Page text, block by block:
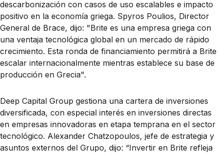
descarbonización con casos de uso escalables e impacto
positivo en la economía griega. Spyros Poulios, Director
General de Brace, dijo: "Brite es una empresa griega con
una ventaja tecnológica global en un mercado de rápido
crecimiento. Esta ronda de financiamiento permitirá a Brite
escalar internacionalmente mientras establece su base de
producción en Grecia".
Deep Capital Group gestiona una cartera de inversiones
diversificada, con especial interés en inversiones directas
en empresas innovadoras en etapa temprana en el sector
tecnológico. Alexander Chatzopoulos, jefe de estrategia y
asuntos externos del Grupo, dijo: “Invertir en Brite refleja